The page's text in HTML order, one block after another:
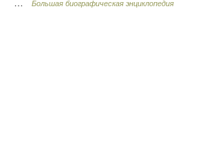
Большая биографическая энциклопедия